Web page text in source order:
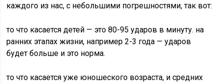
каждого из нас, с небольшими погрешностями, так вот:
то что касается детей — это 80-95 ударов в минуту. на
ранних этапах жизни, например 2-3 года — ударов
будет больше и это норма.
то что касается уже юношеского возраста, и средних